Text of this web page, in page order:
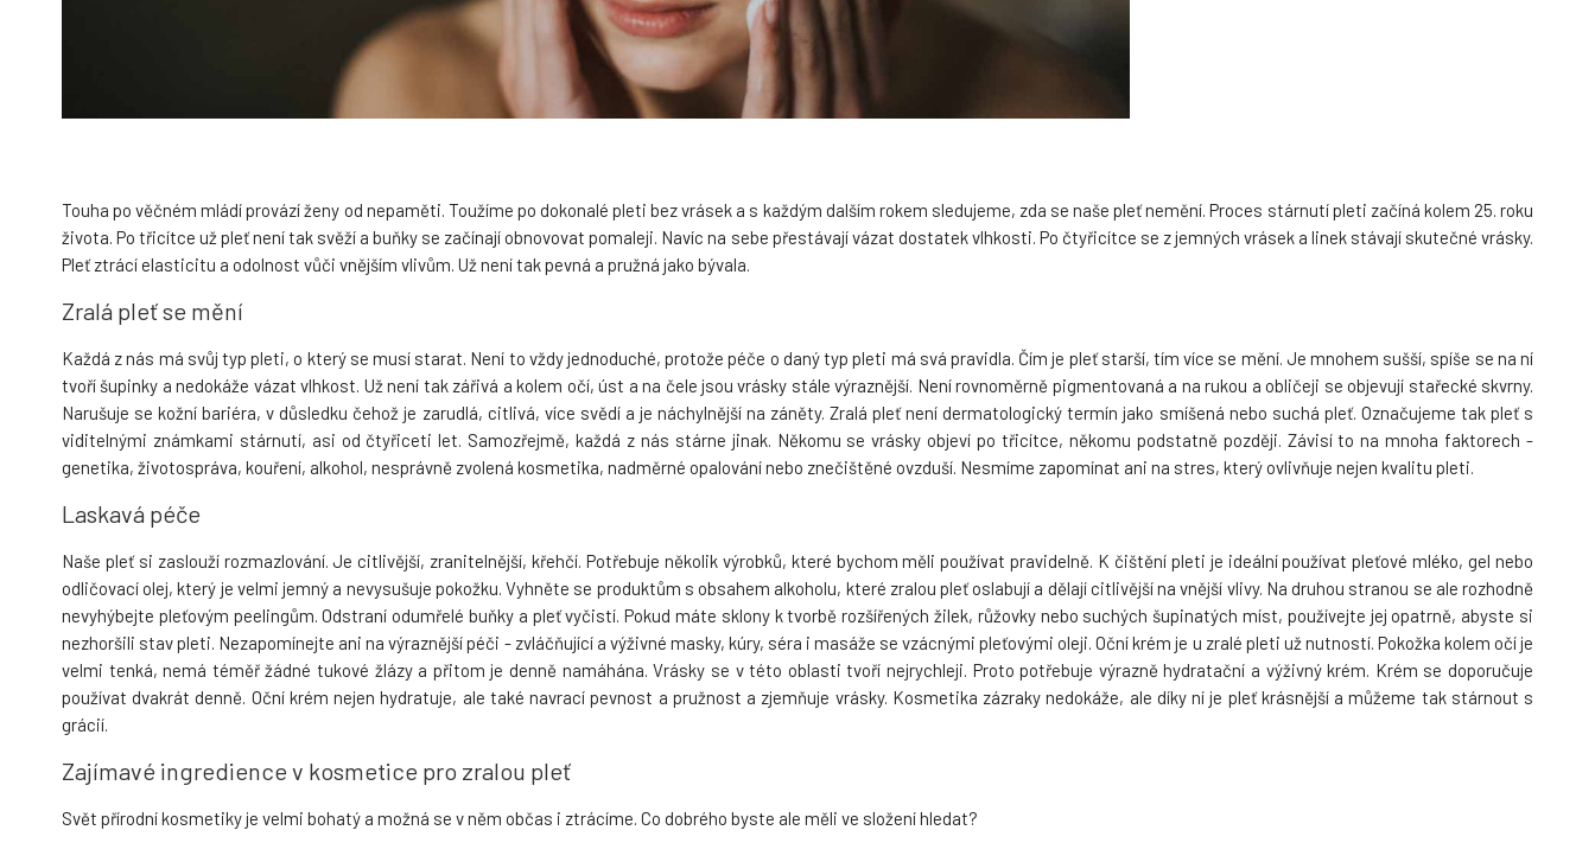
Touha po věčném mládí provází ženy od nepaměti. Toužíme po dokonalé pleti bez vrásek a s každým dalším rokem sledujeme, zda se naše pleť nemění. Proces stárnutí pleti začíná kolem 25. roku
života. Po třicítce už pleť není tak svěží a buňky se začínají obnovovat pomaleji. Navíc na sebe přestávají vázat dostatek vlhkosti. Po čtyřicítce se z jemných vrásek a linek stávají skutečné vrásky.
Pleť ztrácí elasticitu a odolnost vůči vnějším vlivům. Už není tak pevná a pružná jako bývala.
Zralá pleť se mění
Každá z nás má svůj typ pleti, o který se musí starat. Není to vždy jednoduché, protože péče o daný typ pleti má svá pravidla. Čím je pleť starší, tím více se mění. Je mnohem sušší, spíše se na ní
tvoří šupinky a nedokáže vázat vlhkost. Už není tak zářivá a kolem očí, úst a na čele jsou vrásky stále výraznější. Není rovnoměrně pigmentovaná a na rukou a obličeji se objevují stařecké skvrny.
Narušuje se kožní bariéra, v důsledku čehož je zarudlá, citlivá, více svědí a je náchylnější na záněty. Zralá pleť není dermatologický termín jako smíšená nebo suchá pleť. Označujeme tak pleť s
viditelnými známkami stárnutí, asi od čtyřiceti let. Samozřejmě, každá z nás stárne jinak. Někomu se vrásky objeví po třicítce, někomu podstatně později. Závisí to na mnoha faktorech -
genetika, životospráva, kouření, alkohol, nesprávně zvolená kosmetika, nadměrné opalování nebo znečištěné ovzduší. Nesmíme zapomínat ani na stres, který ovlivňuje nejen kvalitu pleti.
Laskavá péče
Naše pleť si zaslouží rozmazlování. Je citlivější, zranitelnější, křehčí. Potřebuje několik výrobků, které bychom měli používat pravidelně. K čištění pleti je ideální používat pleťové mléko, gel nebo
odličovací olej, který je velmi jemný a nevysušuje pokožku. Vyhněte se produktům s obsahem alkoholu, které zralou pleť oslabují a dělají citlivější na vnější vlivy. Na druhou stranou se ale rozhodně
nevyhýbejte pleťovým peelingům. Odstraní odumřelé buňky a pleť vyčistí. Pokud máte sklony k tvorbě rozšířených žilek, růžovky nebo suchých šupinatých míst, používejte jej opatrně, abyste si
nezhoršili stav pleti. Nezapomínejte ani na výraznější péči - zvláčňující a výživné masky, kúry, séra i masáže se vzácnými pleťovými oleji. Oční krém je u zralé pleti už nutností. Pokožka kolem očí je
velmi tenká, nemá téměř žádné tukové žlázy a přitom je denně namáhána. Vrásky se v této oblasti tvoří nejrychleji. Proto potřebuje výrazně hydratační a výživný krém. Krém se doporučuje
používat dvakrát denně. Oční krém nejen hydratuje, ale také navrací pevnost a pružnost a zjemňuje vrásky. Kosmetika zázraky nedokáže, ale díky ní je pleť krásnější a můžeme tak stárnout s
grácií.
Zajímavé ingredience v kosmetice pro zralou pleť
Svět přírodní kosmetiky je velmi bohatý a možná se v něm občas i ztrácíme. Co dobrého byste ale měli ve složení hledat?